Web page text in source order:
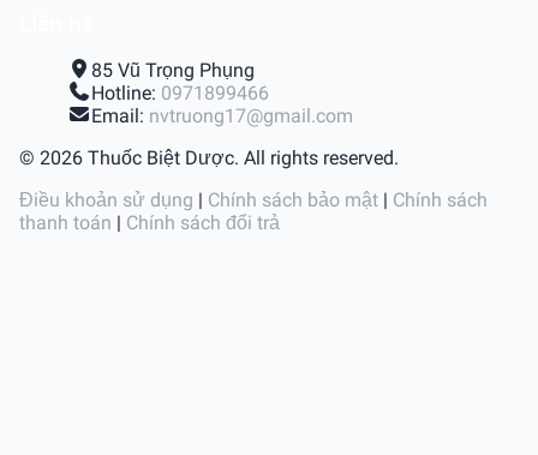
85 Vũ Trọng Phụng
Hotline: 0971899466
Email: nvtruong17@gmail.com
© 2026 Thuốc Biệt Dược. All rights reserved.
Điều khoản sử dụng | Chính sách bảo mật | Chính sách
thanh toán | Chính sách đổi trả